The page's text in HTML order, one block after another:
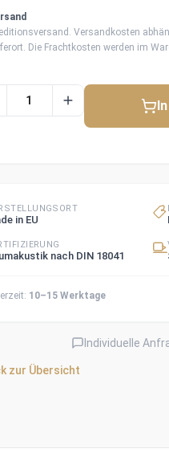
Versandkosten
Die Frachtkosten werden im
in EU
nach DIN 18041
10–15 Werktage
Individuelle
zur Übersicht